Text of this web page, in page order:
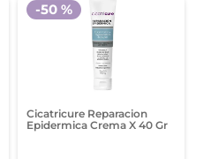
Cicatricure Reparacion
Epidermica Crema X 40 Gr
-50 %